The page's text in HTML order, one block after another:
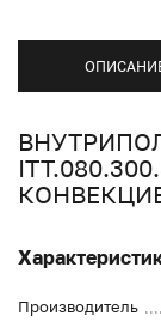
Производитель